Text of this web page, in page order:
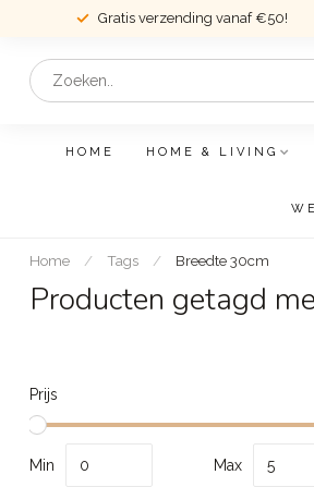
Gratis verzending vanaf €50!
HOME HOME & LIVING
Home / Tags / Breedte 30cm
Producten getagd
Prijs
Min Max